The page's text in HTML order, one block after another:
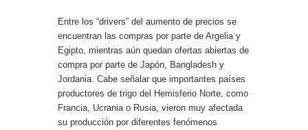
Entre los “drivers” del aumento de precios se
encuentran las compras por parte de Argelia y
Egipto, mientras aún quedan ofertas abiertas de
compra por parte de Japón, Bangladesh y
Jordania. Cabe señalar que importantes países
productores de trigo del Hemisferio Norte, como
Francia, Ucrania o Rusia, vieron muy afectada
su producción por diferentes fenómenos